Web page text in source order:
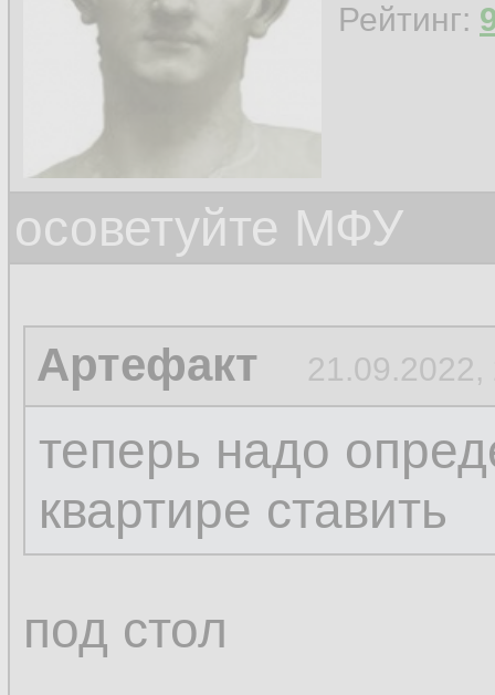
Рейтинг:
осоветуйте МФУ
Артефакт 21.09.2022,
теперь надо
квартире ставить
под стол